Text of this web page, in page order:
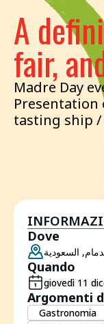
A
fair,
Madre Day
Presentation
tasting ship
Dove
Quando
giovedì 11
Argomenti
Gastronomia